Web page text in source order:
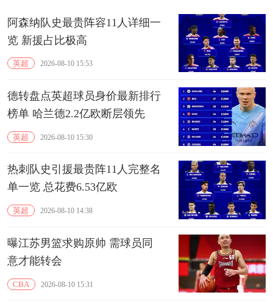
阿森纳队史最贵阵容11人详细一
览 ‌新援占比极高‌
英超 2026-08-10 15:53
德转盘点英超球员身价最新排行
榜单 哈兰德2.2亿欧断层领先
英超 2026-08-10 15:30
热刺队史引援最贵阵11人完整名
单一览 总花费6.53亿欧
英超 2026-08-10 14:38
曝江苏男篮求购原帅 需球员同
意才能转会
CBA 2026-08-10 15:31